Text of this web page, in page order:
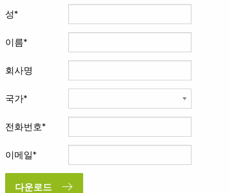
성
이름
회사명
국가
전화번호
이메일
다운로드